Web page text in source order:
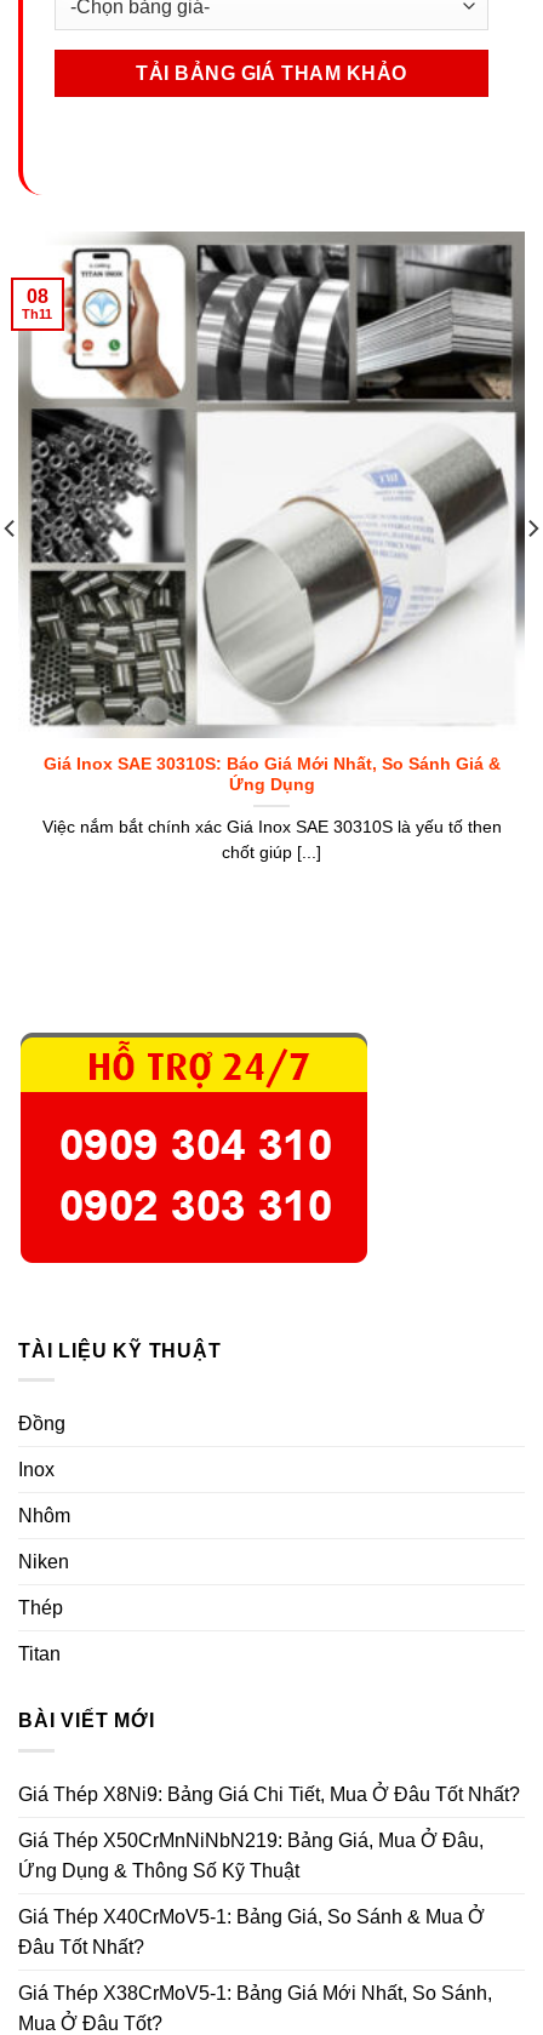
Giá Inox SAE 30310S: Báo Giá Mới Nhất, So Sánh Giá &
Ứng Dụng
Việc nắm bắt chính xác Giá Inox SAE 30310S là yếu tố then
chốt giúp [...]
08
Th11
TÀI LIỆU KỸ THUẬT
Đồng
Inox
Nhôm
Niken
Thép
Titan
BÀI VIẾT MỚI
Giá Thép X8Ni9: Bảng Giá Chi Tiết, Mua Ở Đâu Tốt Nhất?
Giá Thép X50CrMnNiNbN219: Bảng Giá, Mua Ở Đâu,
Ứng Dụng & Thông Số Kỹ Thuật
Giá Thép X40CrMoV5-1: Bảng Giá, So Sánh & Mua Ở
Đâu Tốt Nhất?
Giá Thép X38CrMoV5-1: Bảng Giá Mới Nhất, So Sánh,
Mua Ở Đâu Tốt?